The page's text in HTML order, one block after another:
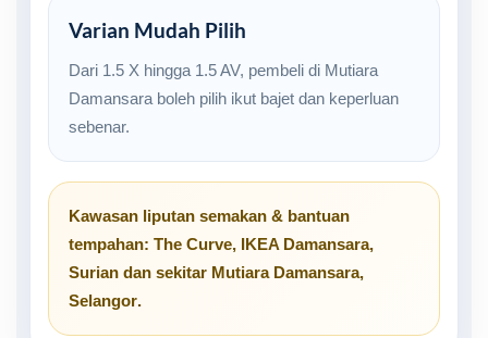
Varian Mudah Pilih
Dari 1.5 X hingga 1.5 AV, pembeli di Mutiara
Damansara boleh pilih ikut bajet dan keperluan
sebenar.
Kawasan liputan semakan & bantuan
tempahan: The Curve, IKEA Damansara,
Surian dan sekitar Mutiara Damansara,
Selangor.